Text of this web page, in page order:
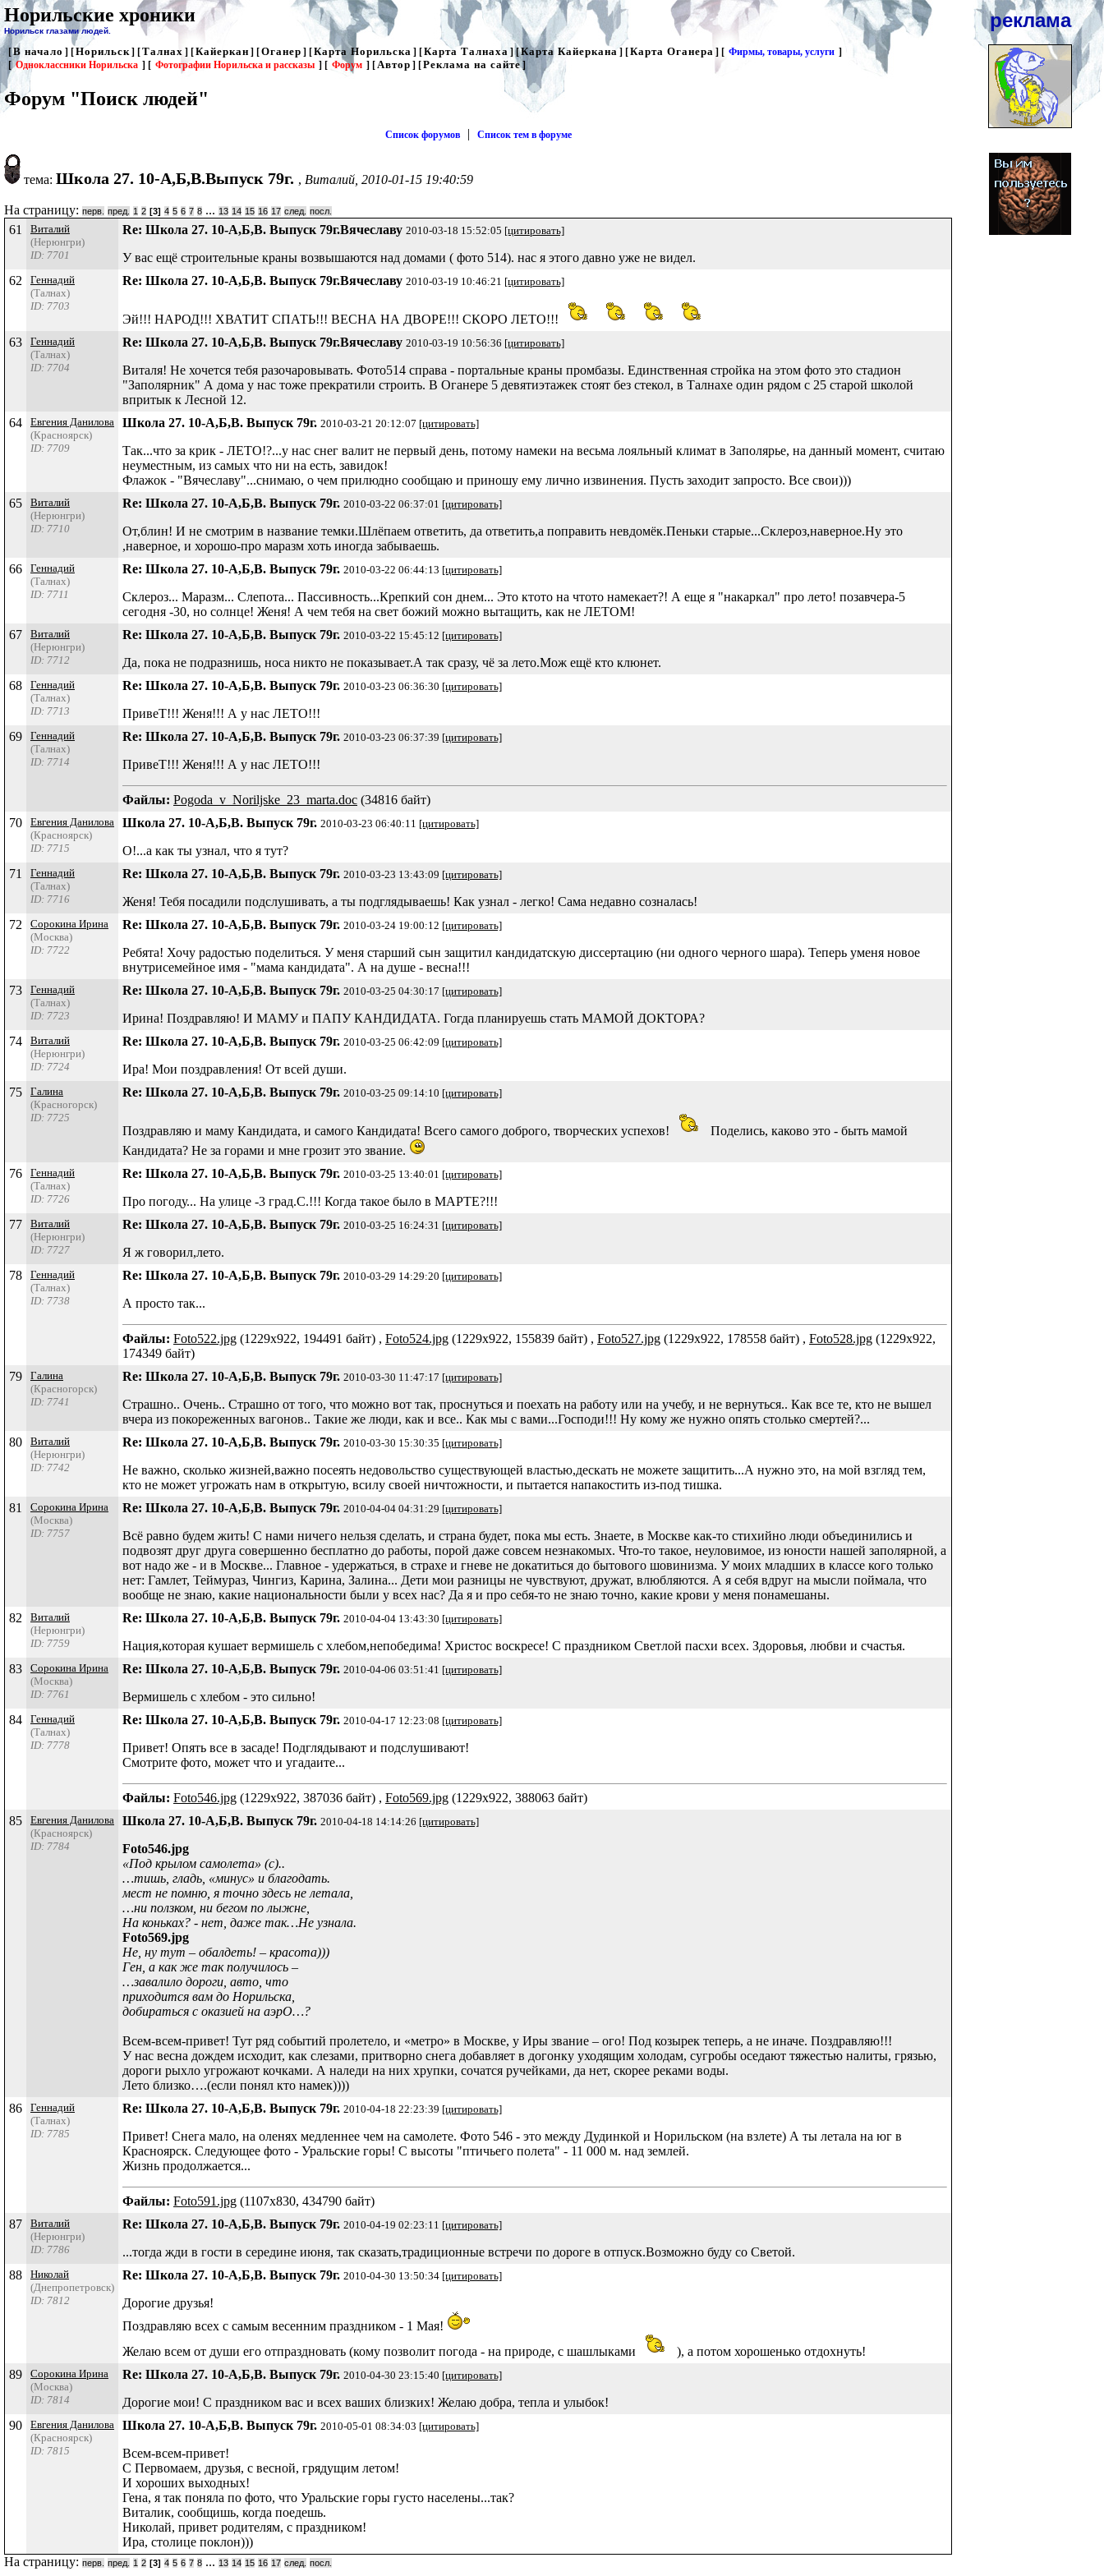
Норильские хроники
Норильск глазами людей.
[В начало ] [Норильск] [Талнах ] [Кайеркан ] [Оганер ] [Карта Норильска ] [Карта Талнаха ] [Карта Кайеркана] [Карта Оганера ] [ Фирмы, товары, услуги ]
[ Одноклассники Норильска ] [ Фотографии Норильска и рассказы ] [ Форум ] [Автор ] [Реклама на сайте]
Форум "Поиск людей"
Список форумов | Список тем в форуме
тема: Школа 27. 10-А,Б,В.Выпуск 79г. , Виталий, 2010-01-15 19:40:59
На страницу: перв. пред. 1 2 [3] 4 5 6 7 8 ... 13 14 15 16 17 след. посл.
61
Виталий
(Нерюнгри)
ID: 7701
Re: Школа 27. 10-А,Б,В. Выпуск 79г.Вячеславу 2010-03-18 15:52:05 [цитировать]
У вас ещё строительные краны возвышаются над домами ( фото 514). нас я этого давно уже не видел.
62
Геннадий
(Талнах)
ID: 7703
Re: Школа 27. 10-А,Б,В. Выпуск 79г.Вячеславу 2010-03-19 10:46:21 [цитировать]
Эй!!! НАРОД!!! ХВАТИТ СПАТЬ!!! ВЕСНА НА ДВОРЕ!!! СКОРО ЛЕТО!!!
63
Геннадий
(Талнах)
ID: 7704
Re: Школа 27. 10-А,Б,В. Выпуск 79г.Вячеславу 2010-03-19 10:56:36 [цитировать]
Виталя! Не хочется тебя разочаровывать. Фото514 справа - портальные краны промбазы. Единственная стройка на этом фото это стадион
"Заполярник" А дома у нас тоже прекратили строить. В Оганере 5 девятиэтажек стоят без стекол, в Талнахе один рядом с 25 старой школой
впритык к Лесной 12.
64
Евгения Данилова
(Красноярск)
ID: 7709
Школа 27. 10-А,Б,В. Выпуск 79г. 2010-03-21 20:12:07 [цитировать]
Так...что за крик - ЛЕТО!?...у нас снег валит не первый день, потому намеки на весьма лояльный климат в Заполярье, на данный момент, считаю
неуместным, из самых что ни на есть, завидок!
Флажок - "Вячеславу"...снимаю, о чем прилюдно сообщаю и приношу ему лично извинения. Пусть заходит запросто. Все свои)))
65
Виталий
(Нерюнгри)
ID: 7710
Re: Школа 27. 10-А,Б,В. Выпуск 79г. 2010-03-22 06:37:01 [цитировать]
От,блин! И не смотрим в название темки.Шлёпаем ответить, да ответить,а поправить невдомёк.Пеньки старые...Склероз,наверное.Ну это
,наверное, и хорошо-про маразм хоть иногда забываешь.
66
Геннадий
(Талнах)
ID: 7711
Re: Школа 27. 10-А,Б,В. Выпуск 79г. 2010-03-22 06:44:13 [цитировать]
Склероз... Маразм... Слепота... Пассивность...Крепкий сон днем... Это ктото на чтото намекает?! А еще я "накаркал" про лето! позавчера-5
сегодня -30, но солнце! Женя! А чем тебя на свет божий можно вытащить, как не ЛЕТОМ!
67
Виталий
(Нерюнгри)
ID: 7712
Re: Школа 27. 10-А,Б,В. Выпуск 79г. 2010-03-22 15:45:12 [цитировать]
Да, пока не подразнишь, носа никто не показывает.А так сразу, чё за лето.Мож ещё кто клюнет.
68
Геннадий
(Талнах)
ID: 7713
Re: Школа 27. 10-А,Б,В. Выпуск 79г. 2010-03-23 06:36:30 [цитировать]
ПривеТ!!! Женя!!! А у нас ЛЕТО!!!
69
Геннадий
(Талнах)
ID: 7714
Re: Школа 27. 10-А,Б,В. Выпуск 79г. 2010-03-23 06:37:39 [цитировать]
ПривеТ!!! Женя!!! А у нас ЛЕТО!!!
Файлы: Pogoda_v_Noriljske_23_marta.doc (34816 байт)
70
Евгения Данилова
(Красноярск)
ID: 7715
Школа 27. 10-А,Б,В. Выпуск 79г. 2010-03-23 06:40:11 [цитировать]
О!...а как ты узнал, что я тут?
71
Геннадий
(Талнах)
ID: 7716
Re: Школа 27. 10-А,Б,В. Выпуск 79г. 2010-03-23 13:43:09 [цитировать]
Женя! Тебя посадили подслушивать, а ты подглядываешь! Как узнал - легко! Сама недавно созналась!
72
Сорокина Ирина
(Москва)
ID: 7722
Re: Школа 27. 10-А,Б,В. Выпуск 79г. 2010-03-24 19:00:12 [цитировать]
Ребята! Хочу радостью поделиться. У меня старший сын защитил кандидатскую диссертацию (ни одного черного шара). Теперь уменя новое
внутрисемейное имя - "мама кандидата". А на душе - весна!!!
73
Геннадий
(Талнах)
ID: 7723
Re: Школа 27. 10-А,Б,В. Выпуск 79г. 2010-03-25 04:30:17 [цитировать]
Ирина! Поздравляю! И МАМУ и ПАПУ КАНДИДАТА. Гогда планируешь стать МАМОЙ ДОКТОРА?
74
Виталий
(Нерюнгри)
ID: 7724
Re: Школа 27. 10-А,Б,В. Выпуск 79г. 2010-03-25 06:42:09 [цитировать]
Ира! Мои поздравления! От всей души.
75
Галина
(Красногорск)
ID: 7725
Re: Школа 27. 10-А,Б,В. Выпуск 79г. 2010-03-25 09:14:10 [цитировать]
Поздравляю и маму Кандидата, и самого Кандидата! Всего самого доброго, творческих успехов!
Поделись, каково это - быть мамой
Кандидата? Не за горами и мне грозит это звание.
76
Геннадий
(Талнах)
ID: 7726
Re: Школа 27. 10-А,Б,В. Выпуск 79г. 2010-03-25 13:40:01 [цитировать]
Про погоду... На улице -3 град.С.!!! Когда такое было в МАРТЕ?!!!
77
Виталий
(Нерюнгри)
ID: 7727
Re: Школа 27. 10-А,Б,В. Выпуск 79г. 2010-03-25 16:24:31 [цитировать]
Я ж говорил,лето.
78
Геннадий
(Талнах)
ID: 7738
Re: Школа 27. 10-А,Б,В. Выпуск 79г. 2010-03-29 14:29:20 [цитировать]
А просто так...
Файлы: Foto522.jpg (1229x922, 194491 байт) , Foto524.jpg (1229x922, 155839 байт) , Foto527.jpg (1229x922, 178558 байт) , Foto528.jpg (1229x922,
174349 байт)
79
Галина
(Красногорск)
ID: 7741
Re: Школа 27. 10-А,Б,В. Выпуск 79г. 2010-03-30 11:47:17 [цитировать]
Страшно.. Очень.. Страшно от того, что можно вот так, проснуться и поехать на работу или на учебу, и не вернуться.. Как все те, кто не вышел
вчера из покореженных вагонов.. Такие же люди, как и все.. Как мы с вами...Господи!!! Ну кому же нужно опять столько смертей?...
80
Виталий
(Нерюнгри)
ID: 7742
Re: Школа 27. 10-А,Б,В. Выпуск 79г. 2010-03-30 15:30:35 [цитировать]
Не важно, сколько жизней,важно посеять недовольство существующей властью,дескать не можете защитить...А нужно это, на мой взгляд тем,
кто не может угрожать нам в открытую, всилу своей ничтожности, и пытается напакостить из-под тишка.
81
Сорокина Ирина
(Москва)
ID: 7757
Re: Школа 27. 10-А,Б,В. Выпуск 79г. 2010-04-04 04:31:29 [цитировать]
Всё равно будем жить! С нами ничего нельзя сделать, и страна будет, пока мы есть. Знаете, в Москве как-то стихийно люди объединились и
подвозят друг друга совершенно бесплатно до работы, порой даже совсем незнакомых. Что-то такое, неуловимое, из юности нашей заполярной, а
вот надо же - и в Москве... Главное - удержаться, в страхе и гневе не докатиться до бытового шовинизма. У моих младших в классе кого только
нет: Гамлет, Теймураз, Чингиз, Карина, Залина... Дети мои разницы не чувствуют, дружат, влюбляются. А я себя вдруг на мысли поймала, что
вообще не знаю, какие национальности были у всех нас? Да я и про себя-то не знаю точно, какие крови у меня понамешаны.
82
Виталий
(Нерюнгри)
ID: 7759
Re: Школа 27. 10-А,Б,В. Выпуск 79г. 2010-04-04 13:43:30 [цитировать]
Нация,которая кушает вермишель с хлебом,непобедима! Христос воскресе! С праздником Светлой пасхи всех. Здоровья, любви и счастья.
83
Сорокина Ирина
(Москва)
ID: 7761
Re: Школа 27. 10-А,Б,В. Выпуск 79г. 2010-04-06 03:51:41 [цитировать]
Вермишель с хлебом - это сильно!
84
Геннадий
(Талнах)
ID: 7778
Re: Школа 27. 10-А,Б,В. Выпуск 79г. 2010-04-17 12:23:08 [цитировать]
Привет! Опять все в засаде! Подглядывают и подслушивают!
Смотрите фото, может что и угадаите...
Файлы: Foto546.jpg (1229x922, 387036 байт) , Foto569.jpg (1229x922, 388063 байт)
85
Евгения Данилова
(Красноярск)
ID: 7784
Школа 27. 10-А,Б,В. Выпуск 79г. 2010-04-18 14:14:26 [цитировать]
Foto546.jpg
«Под крылом самолета» (с)..
…тишь, гладь, «минус» и благодать.
мест не помню, я точно здесь не летала,
…ни ползком, ни бегом по лыжне,
На коньках? - нет, даже так…Не узнала.
Foto569.jpg
Не, ну тут – обалдеть! – красота)))
Ген, а как же так получилось –
…завалило дороги, авто, что
приходится вам до Норильска,
добираться с оказией на аэрО…?
Всем-всем-привет! Тут ряд событий пролетело, и «метро» в Москве, у Иры звание – ого! Под козырек теперь, а не иначе. Поздравляю!!!
У нас весна дождем исходит, как слезами, притворно снега добавляет в догонку уходящим холодам, сугробы оседают тяжестью налиты, грязью,
дороги рыхло угрожают кочками. А наледи на них хрупки, сочатся ручейками, да нет, скорее реками воды.
Лето близко….(если понял кто намек))))
86
Геннадий
(Талнах)
ID: 7785
Re: Школа 27. 10-А,Б,В. Выпуск 79г. 2010-04-18 22:23:39 [цитировать]
Привет! Снега мало, на оленях медленнее чем на самолете. Фото 546 - это между Дудинкой и Норильском (на взлете) А ты летала на юг в
Красноярск. Следующее фото - Уральские горы! С высоты "птичьего полета" - 11 000 м. над землей.
Жизнь продолжается...
Файлы: Foto591.jpg (1107x830, 434790 байт)
87
Виталий
(Нерюнгри)
ID: 7786
Re: Школа 27. 10-А,Б,В. Выпуск 79г. 2010-04-19 02:23:11 [цитировать]
...тогда жди в гости в середине июня, так сказать,традиционные встречи по дороге в отпуск.Возможно буду со Светой.
88
Николай
(Днепропетровск)
ID: 7812
Re: Школа 27. 10-А,Б,В. Выпуск 79г. 2010-04-30 13:50:34 [цитировать]
Дорогие друзья!
Поздравляю всех с самым весенним праздником - 1 Мая!
Желаю всем от души его отпраздновать (кому позволит погода - на природе, с шашлыками
), а потом хорошенько отдохнуть!
89
Сорокина Ирина
(Москва)
ID: 7814
Re: Школа 27. 10-А,Б,В. Выпуск 79г. 2010-04-30 23:15:40 [цитировать]
Дорогие мои! С праздником вас и всех ваших близких! Желаю добра, тепла и улыбок!
90
Евгения Данилова
(Красноярск)
ID: 7815
Школа 27. 10-А,Б,В. Выпуск 79г. 2010-05-01 08:34:03 [цитировать]
Всем-всем-привет!
С Первомаем, друзья, с весной, грядущим летом!
И хороших выходных!
Гена, я так поняла по фото, что Уральские горы густо населены...так?
Виталик, сообщишь, когда поедешь.
Николай, привет родителям, с праздником!
Ира, столице поклон)))
На страницу: перв. пред. 1 2 [3] 4 5 6 7 8 ... 13 14 15 16 17 след. посл.
реклама